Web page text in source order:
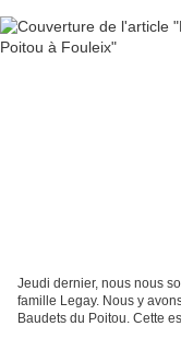
Jeudi dernier, nous nous
famille Legay. Nous y
Baudets du Poitou. Cette